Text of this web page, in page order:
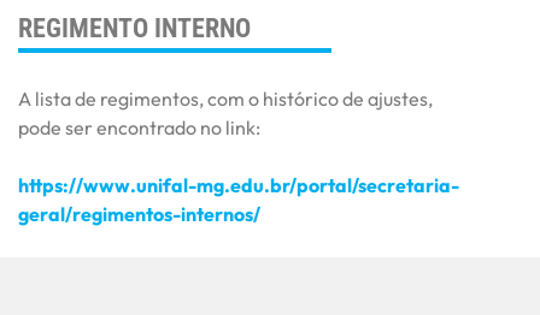
REGIMENTO INTERNO
A lista de regimentos, com o histórico de ajustes,
pode ser encontrado no link:
https://www.unifal-mg.edu.br/portal/secretaria-
geral/regimentos-internos/